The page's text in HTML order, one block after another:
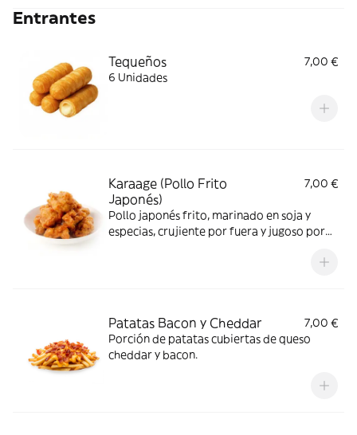
Entrantes
Tequeños
7,00 €
6 Unidades
Karaage (Pollo Frito
Japonés)
7,00 €
Pollo japonés frito, marinado en soja y
especias, crujiente por fuera y jugoso por
Patatas Bacon y Cheddar
7,00 €
Porción de patatas cubiertas de queso
cheddar y bacon.